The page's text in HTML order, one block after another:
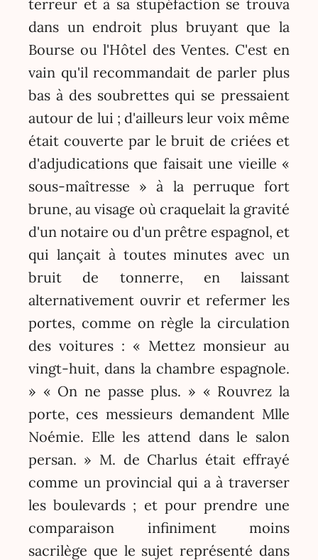
terreur et à sa stupéfaction se trouva
dans un endroit plus bruyant que la
Bourse ou l'Hôtel des Ventes. C'est en
vain qu'il recommandait de parler plus
bas à des soubrettes qui se pressaient
autour de lui ; d'ailleurs leur voix même
était couverte par le bruit de criées et
d'adjudications que faisait une vieille «
sous-maîtresse » à la perruque fort
brune, au visage où craquelait la gravité
d'un notaire ou d'un prêtre espagnol, et
qui lançait à toutes minutes avec un
bruit de tonnerre, en laissant
alternativement ouvrir et refermer les
portes, comme on règle la circulation
des voitures : « Mettez monsieur au
vingt-huit, dans la chambre espagnole.
» « On ne passe plus. » « Rouvrez la
porte, ces messieurs demandent Mlle
Noémie. Elle les attend dans le salon
persan. » M. de Charlus était effrayé
comme un provincial qui a à traverser
les boulevards ; et pour prendre une
comparaison infiniment moins
sacrilège que le sujet représenté dans